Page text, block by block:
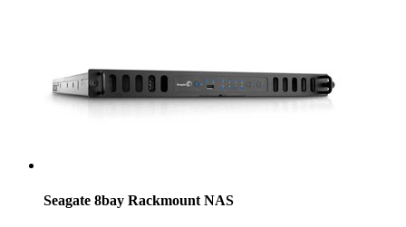
Seagate 8bay Rackmount NAS